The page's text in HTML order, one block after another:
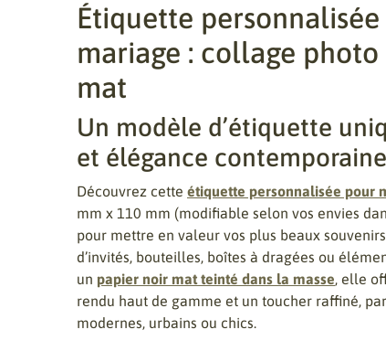
Étiquette
mariage : collage
mat
Un modèle d’étiquette
et élégance contemporaine
Découvrez cette étiquette personnalisée pour
mm x 110 mm (modifiable selon vos envies
pour mettre en valeur vos plus beaux
d’invités, bouteilles, boîtes à dragées ou
un papier noir mat teinté dans la masse, elle
rendu haut de gamme et un toucher raffiné,
modernes, urbains ou chics.